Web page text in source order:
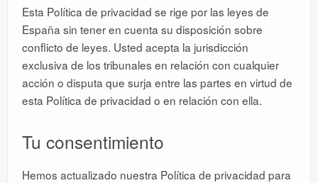
Esta Política de privacidad se rige por las leyes de
España sin tener en cuenta su disposición sobre
conflicto de leyes. Usted acepta la jurisdicción
exclusiva de los tribunales en relación con cualquier
acción o disputa que surja entre las partes en virtud de
esta Política de privacidad o en relación con ella.
Tu consentimiento
Hemos actualizado nuestra Política de privacidad para